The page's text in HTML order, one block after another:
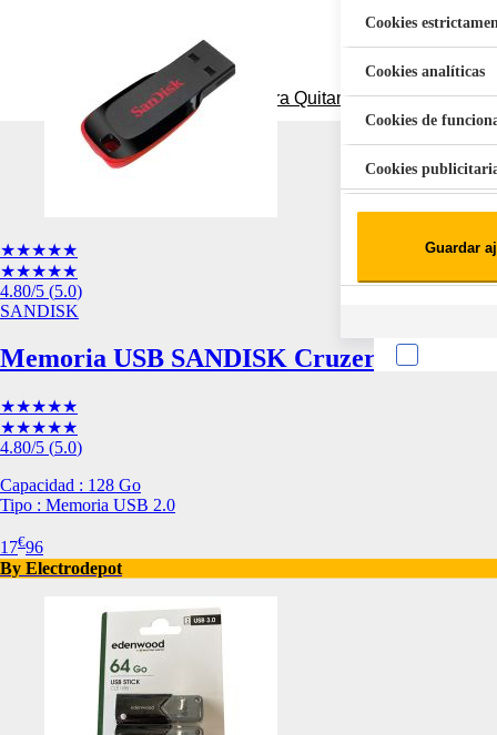
Aspiradora Quitamanchas 450W
★★★★★
★★★★★
4.80/5 (5.0)
SANDISK
Memoria USB SANDISK Cruzer de 128
★★★★★
★★★★★
4.80/5 (5.0)
Capacidad : 128 Go
Tipo : Memoria USB 2.0
17€96
By Electrodepot
Cookies
Cookies analíticas
Cookies de
Cookies
Guardar